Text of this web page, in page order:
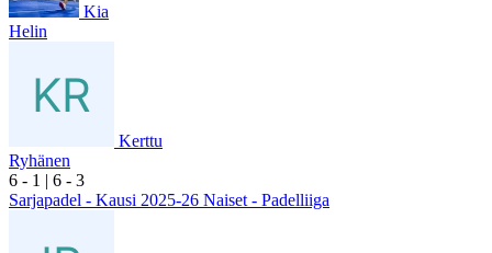
Kia
Helin
Kerttu
Ryhänen
6 - 1 | 6 - 3
Sarjapadel - Kausi 2025-26 Naiset - Padelliiga